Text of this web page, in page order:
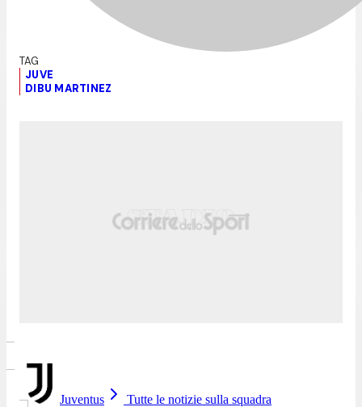
JUVE
DIBU MARTINEZ
Juventus Tutte le notizie sulla squadra